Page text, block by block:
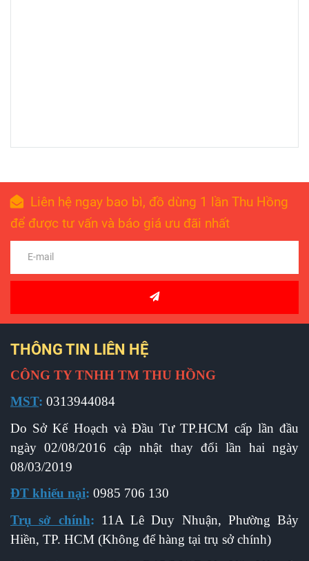
Liên hệ ngay bao bì, đồ dùng 1 lần Thu Hồng
để được tư vấn và báo giá ưu đãi nhất
THÔNG TIN LIÊN HỆ
CÔNG TY TNHH TM THU HỒNG
MST: 0313944084
Do Sở Kế Hoạch và Đầu Tư TP.HCM cấp lần đầu
ngày 02/08/2016 cập nhật thay đổi lần hai ngày
08/03/2019
ĐT khiếu nại: 0985 706 130
Trụ sở chính: 11A Lê Duy Nhuận, Phường Bảy
Hiền, TP. HCM (Không để hàng tại trụ sở chính)